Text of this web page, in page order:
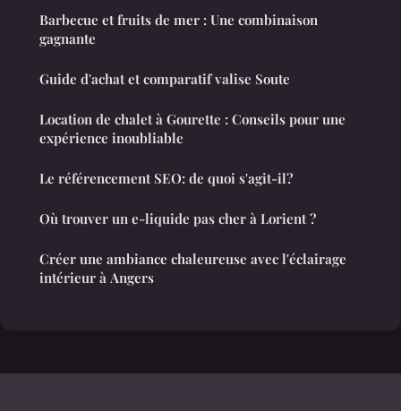
Barbecue et fruits de mer : Une combinaison
gagnante
Guide d'achat et comparatif valise Soute
Location de chalet à Gourette : Conseils pour une
expérience inoubliable
Le référencement SEO: de quoi s'agit-il?
Où trouver un e-liquide pas cher à Lorient ?
Créer une ambiance chaleureuse avec l'éclairage
intérieur à Angers